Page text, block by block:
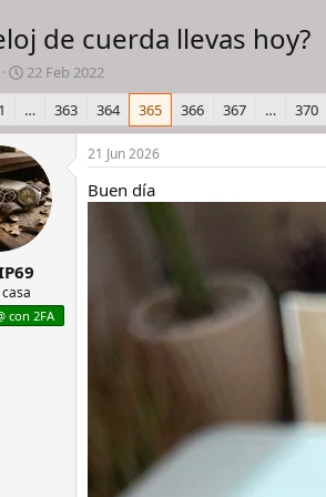
de cuerda llevas hoy?
F
e
c
h
a
d
e
i
n
i
c
i
o
22 Feb 2022
1 … 363 364 365 366 367 … 370
con 2FA
21 Jun 2026
Buen día